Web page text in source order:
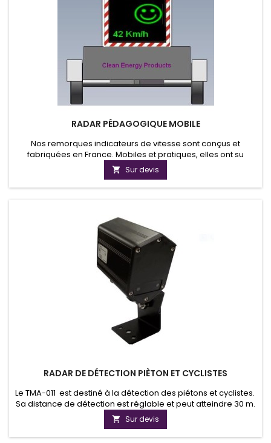
RADAR PÉDAGOGIQUE MOBILE
Nos remorques indicateurs de vitesse sont conçus et
fabriquées en France. Mobiles et pratiques, elles ont su
répondre aux besoins des grandes agglomérations dans le
cadre de la sécurité routière. Nos remorques de vitesse sont
entièrement sécurisées. La Communauté Urbaine De Lille
 Sur devis
RADAR DE DÉTECTION PIÈTON ET CYCLISTES
Le TMA-011 est destiné à la détection des piétons et cyclistes.
Sa distance de détection est réglable et peut atteindre 30 m.
Il adapte la durée du vert piéton au flux sur le passage
protégé. Il peut également réveiller un éclairage en veille ou
appeler une phase verte pour les cyclistes, sans que ceux-ci
 Sur devis